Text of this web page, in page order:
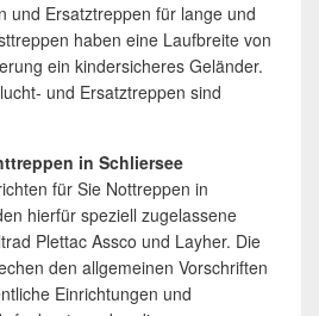
und Ersatztreppen für lange und
haben eine Laufbreite von
ein kindersicheres Geländer.
und Ersatztreppen sind
in Schliersee
für Sie Nottreppen in
hierfür speziell zugelassene
Plettac Assco und Layher. Die
den allgemeinen Vorschriften
Einrichtungen und